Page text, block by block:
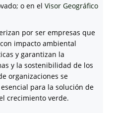
o en el Visor Geográfico
por ser empresas que
impacto ambiental
y garantizan la
y la sostenibilidad de los
organizaciones se
para la solución de
crecimiento verde.